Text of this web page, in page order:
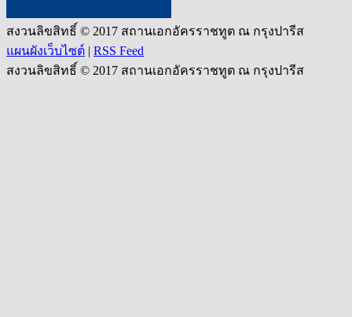
สงวนลิขสิทธิ์ © 2017 สถานเอกอัครราชทูต ณ กรุงปารีส
แผนผังเว็บไซต์ | RSS Feed
สงวนลิขสิทธิ์ © 2017 สถานเอกอัครราชทูต ณ กรุงปารีส